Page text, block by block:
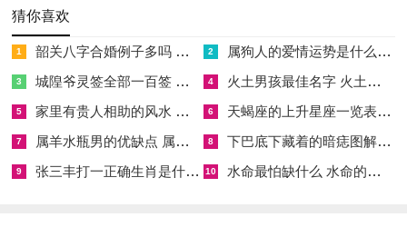
通过投资商铺或囤货居奇来赚快钱，极易货压手中血本无归。
就手头闲钱而论，只适合做极低风险的储蓄型理财，除保养身体
这件最大的「省钱」要务外，涉足部分花艺、茶道、书画等雅致
之事，正合了浊中取清、以文养命的调性，偶有所得便是惊喜。
针对属马女性，2026年有哪些需要重点警惕的财运陷阱？
比劫分财直接指向合伙经营与利益分配上的重大纠纷，不论是闺
猜你喜欢
1 韶关八字合婚例子多吗 韶关八字测风水 2 属狗人的爱情运势是什么意思 属狗的人爱情观
3 城隍爷灵签全部一百签 城隍爷灵签解签大全 4 火土男孩最佳名字 火土属性的字男孩名字有哪些
5 家里有贵人相助的风水 家里有贵人是什么意思 6 天蝎座的上升星座一览表 天蝎座的上升星座查询
7 属羊水瓶男的优缺点 属羊水瓶座男生性格爱情观 8 下巴底下藏着的暗痣图解 下巴尖底下有痣代表什么
9 张三丰打一正确生肖是什么意思 张三丰是指什么生肖 10 水命最怕缺什么 水命的人忌什么